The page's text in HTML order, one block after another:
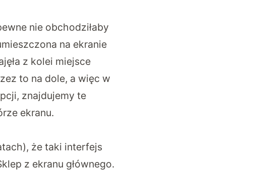
nie obchodziłaby
na ekranie
z kolei miejsce
to na dole, a więc w
znajdujemy te
ekranu.
że taki interfejs
z ekranu głównego.